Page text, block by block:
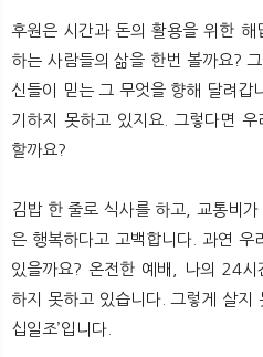
후원은 시간과 돈의 활용을 위한
하는 사람들의 삶을 한번 볼까요?
신들이 믿는 그 무엇을 향해 달려갑
기하지 못하고 있지요. 그렇다면
할까요?
김밥 한 줄로 식사를 하고, 교통비
은 행복하다고 고백합니다. 과연
있을까요? 온전한 예배, 나의 24시
하지 못하고 있습니다. 그렇게 살지
십일조’입니다.